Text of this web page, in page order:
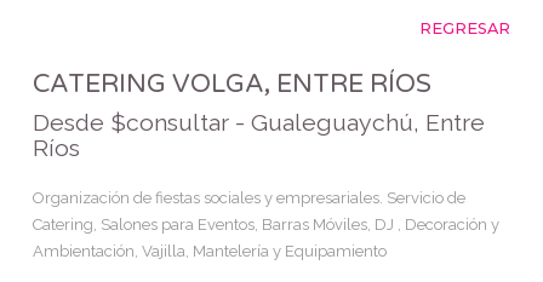
REGRESAR
CATERING VOLGA, ENTRE RÍOS
Desde $consultar - Gualeguaychú, Entre
Ríos
Organización de fiestas sociales y empresariales. Servicio de
Catering, Salones para Eventos, Barras Móviles, DJ , Decoración y
Ambientación, Vajilla, Mantelería y Equipamiento